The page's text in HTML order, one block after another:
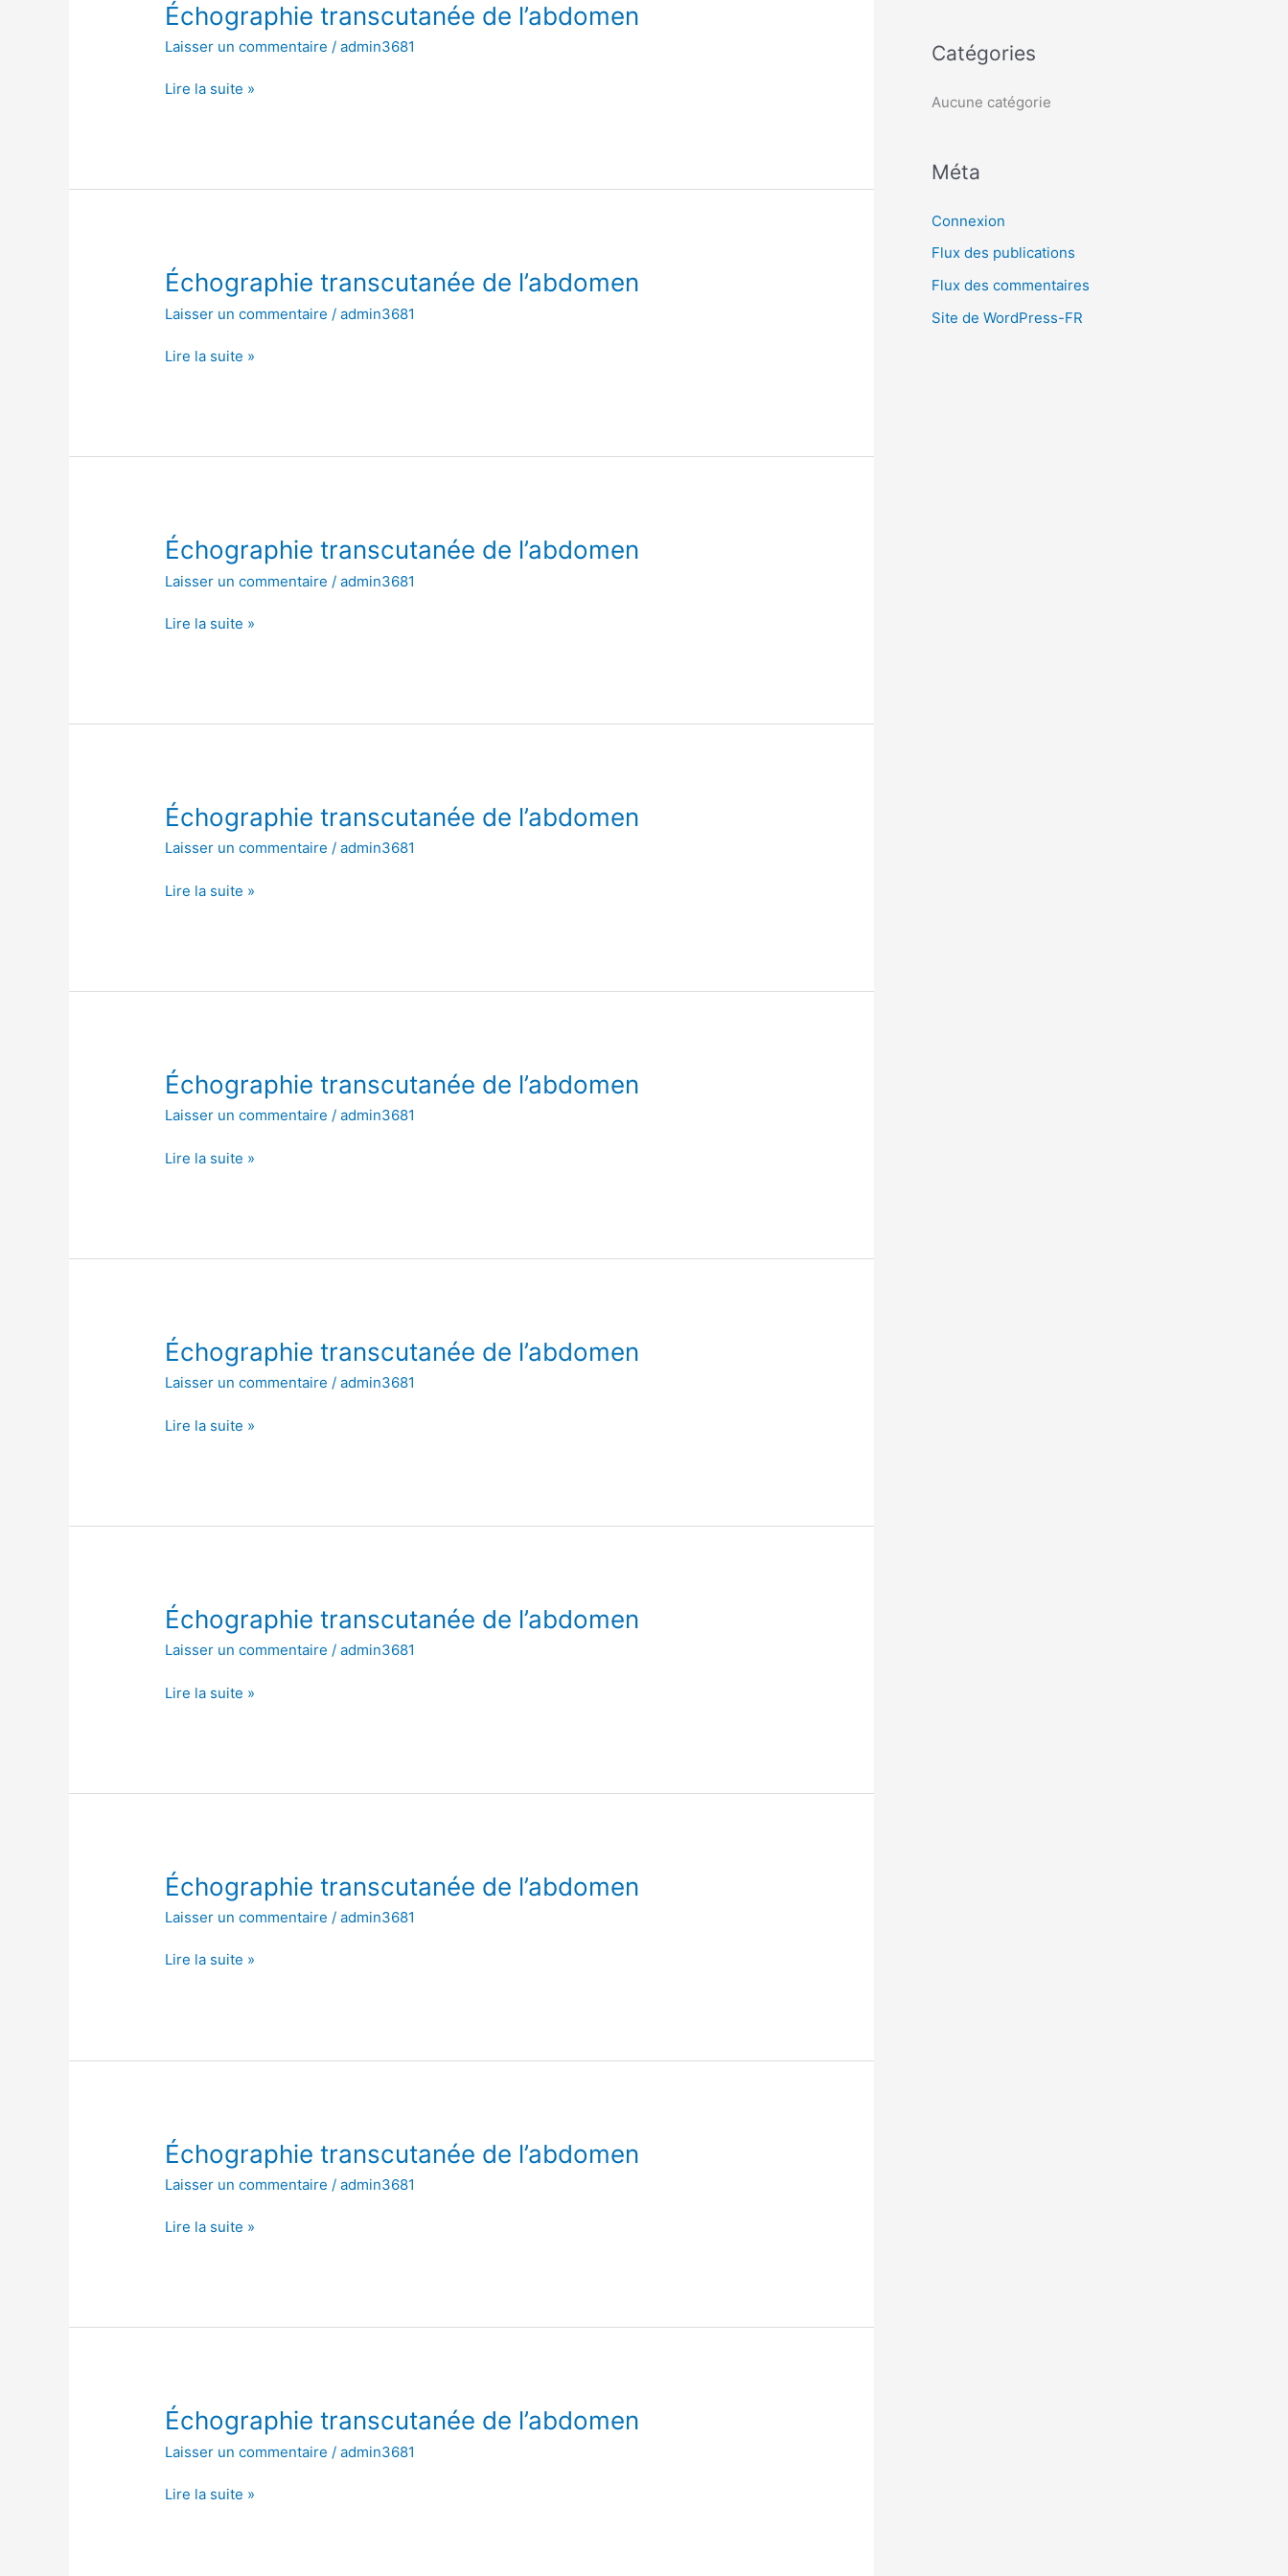
Échographie transcutanée de l’abdomen
Laisser un commentaire /admin3681
Échographie
transcutanée
de
l’abdomen
Lire la suite »
Échographie transcutanée de l’abdomen
Laisser un commentaire /admin3681
Échographie
transcutanée
de
l’abdomen
Lire la suite »
Échographie transcutanée de l’abdomen
Laisser un commentaire /admin3681
Échographie
transcutanée
de
l’abdomen
Lire la suite »
Échographie transcutanée de l’abdomen
Laisser un commentaire /admin3681
Échographie
transcutanée
de
l’abdomen
Lire la suite »
Échographie transcutanée de l’abdomen
Laisser un commentaire /admin3681
Échographie
transcutanée
de
l’abdomen
Lire la suite »
Échographie transcutanée de l’abdomen
Laisser un commentaire /admin3681
Échographie
transcutanée
de
l’abdomen
Lire la suite »
Échographie transcutanée de l’abdomen
Laisser un commentaire /admin3681
Échographie
transcutanée
de
l’abdomen
Lire la suite »
Échographie transcutanée de l’abdomen
Laisser un commentaire /admin3681
Échographie
transcutanée
de
l’abdomen
Lire la suite »
Échographie transcutanée de l’abdomen
Laisser un commentaire /admin3681
Échographie
transcutanée
de
l’abdomen
Lire la suite »
Échographie transcutanée de l’abdomen
Laisser un commentaire /admin3681
Échographie
transcutanée
de
l’abdomen
Lire la suite »
e
r
Catégories
Aucune catégorie
Méta
Connexion
Flux des publications
Flux des commentaires
Site de WordPress-FR